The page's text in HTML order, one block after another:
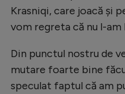
Krasniqi, care joacă și
vom regreta că nu l-am
Din punctul nostru de
mutare foarte bine
speculat faptul că am